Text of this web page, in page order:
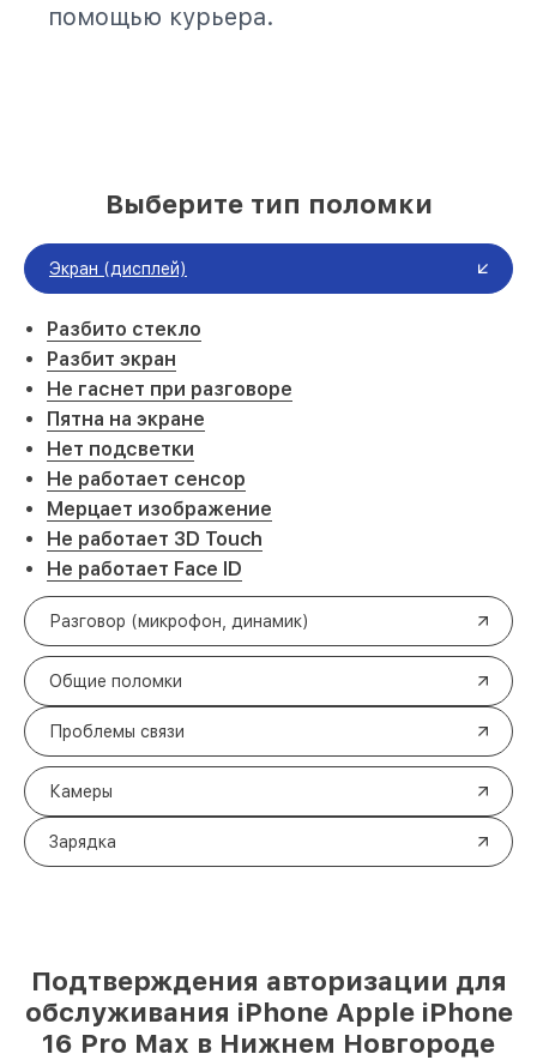
помощью курьера.
Выберите тип поломки
Экран (дисплей)
Разбито стекло
Разбит экран
Не гаснет при разговоре
Пятна на экране
Нет подсветки
Не работает сенсор
Мерцает изображение
Не работает 3D Touch
Не работает Face ID
Разговор (микрофон, динамик)
Общие поломки
Проблемы связи
Камеры
Зарядка
Подтверждения авторизации для
обслуживания iPhone Apple iPhone
16 Pro Max в Нижнем Новгороде